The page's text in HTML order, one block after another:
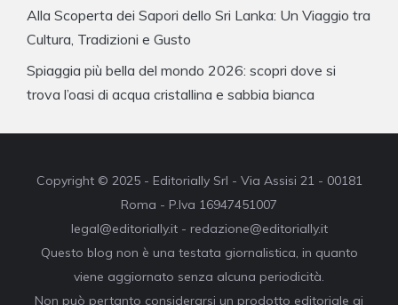
Alla Scoperta dei Sapori dello Sri Lanka: Un Viaggio tra
Cultura, Tradizioni e Gusto
Spiaggia più bella del mondo 2026: scopri dove si
trova l’oasi di acqua cristallina e sabbia bianca
Copyright © 2025 - Editorially Srl - Via Assisi 21 - 00181
Roma - P.Iva 16947451007
legal@editorially.it - redazione@editorially.it
Questo blog non è una testata giornalistica, in quanto
viene aggiornato senza alcuna periodicità.
Non può pertanto considerarsi un prodotto editoriale ai